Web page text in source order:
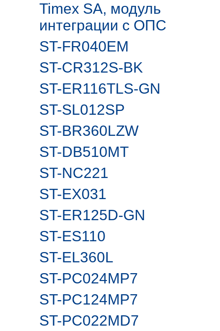
Timex SA, модуль
интеграции с ОПС
ST-FR040EM
ST-CR312S-BK
ST-ER116TLS-GN
ST-SL012SP
ST-BR360LZW
ST-DB510MT
ST-NC221
ST-EX031
ST-ER125D-GN
ST-ES110
ST-EL360L
ST-PC024MP7
ST-PC124MP7
ST-PC022MD7